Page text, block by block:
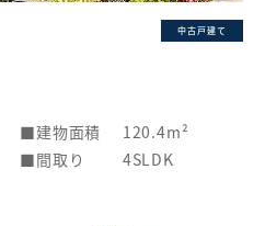
中古戸建て
建物面積
120.4m²
間取り 4SLDK